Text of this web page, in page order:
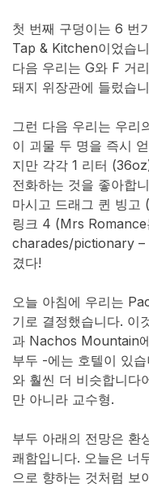
첫 번째 구덩이는 6 번
Tap & Kitchen이었습
다음 우리는 G와 F 거
돼지 위장관에 들렀습
그런 다음 우리는 우리
이 괴물 두 명을 즉시
지만 각각 1 리터
전화하는 것을 좋아합
마시고 드래그 퀸 빙고
링크 4 (Mrs
charades/pictionary –
겼다!
오늘 아침에 우리는
기로 결정했습니다. 이
과 Nachos Mountain
부두 -에는 호텔이 있
와 훨씬 더 비슷합니다
만 아니라 교수형.
부두 아래의 전망은 환
쾌함입니다. 오늘은 너
으로 향하는 것처럼 보